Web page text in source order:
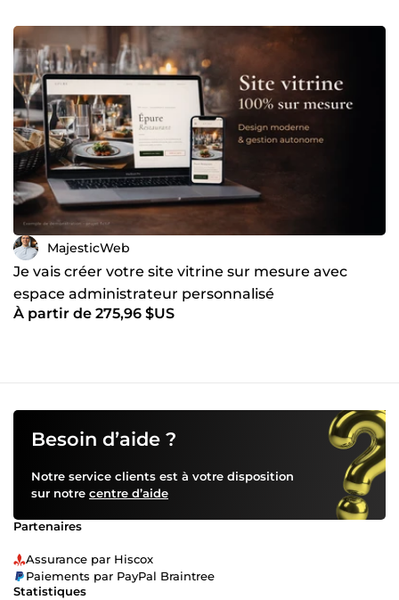
MajesticWeb
Je vais créer votre site vitrine sur mesure avec
espace administrateur personnalisé
À partir de 275,96 $US
Besoin d’aide ?
Notre service clients est à votre disposition
sur notre centre d’aide
Partenaires
Assurance par Hiscox
Paiements par PayPal Braintree
Statistiques